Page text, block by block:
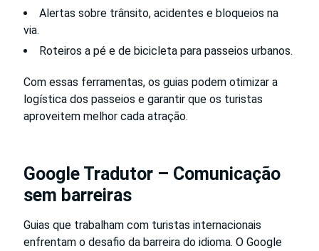
Alertas sobre trânsito, acidentes e bloqueios na
via.
Roteiros a pé e de bicicleta para passeios urbanos.
Com essas ferramentas, os guias podem otimizar a
logística dos passeios e garantir que os turistas
aproveitem melhor cada atração.
Google Tradutor – Comunicação
sem barreiras
Guias que trabalham com turistas internacionais
enfrentam o desafio da barreira do idioma. O Google